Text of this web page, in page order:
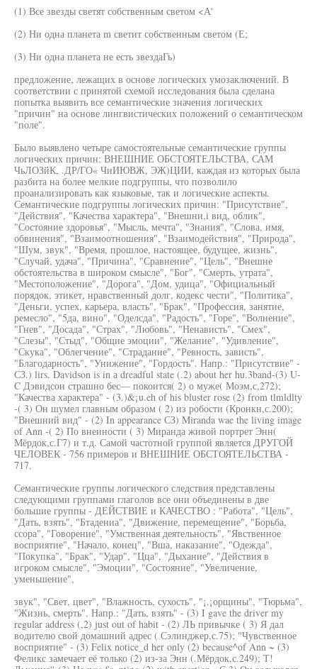
(1) Все звезды светят собственным светом <А'
(2) Ни одна планета m светит собственным светом (Е;
(3) Ни одна планета не есть звездаГь)
предложение, лежащих в основе логических умозаключений. В
соответствии с принятой схемой исследования была сделана
попытка выявить все семантические значения логических
"причин" на основе лингвистических положений о семантическом
"поле".
Было выявлено четыре самостоятельные семантические группы
логических причин: ВНЕШНИЕ ОБСТОЯТЕЛЬСТВА, САМ
ЧьЛОЗйК, .ДР/ГО« ЧиИЮВЖ, ЭЖ)ЦИИ, каждая из которых была
разбита на более мелкие подгруппы, что позволило
проанализировать как языковые, так и логические аспекты.
Семантические подгруппы логических причин: "Присутствие",
"Действия", "Качества характера", "Внешни,i вид, облик",
"Состояние здоровья", "Мысль, мечта", "Знания", "Слова, имя,
обвинения", "Взаимоотношения", "Взаимодействия", "Природа",
"Шум, звук", "Время, прошлое, настоящее, будущее, жизнь",
"Случай, удача", "Причина", "Сравнение", "Цель", "Внешне
обстоятельства в широком смысле", "Бог", "Смерть, утрата",
"Местоположение", "Дорога", "Дом, удица", "Официальный
порядок, этикет, нравственный долг, кодекс чести", "Политика",
"Деньги, успех, карьера, власть", "Брак", "Профессия, занятие,
ремесло", "5да, вино", "Оделсда", "Радость", "Горе", "Волнение",
"Гнев", "Досада", "Страх", "Любовь", "Ненависть", "Смех",
"Слезы", "Стыд", "Общие эмоции", "Желание", "Удивление",
"Скука", "Облегчение", "Страдание", "Ревность, зависть",
"Благодарность", "Унижение", "Гордость". Напр.: "Присутствие" -
СЗ.) lirs. Davidson is in а dreadful state (.2) about her hu.3band-(3) U-
C Дэвидсон страшно бес— покоится( 2) о муже( Моэм,с,272);
"Качества характера" - (3.)&¡u.eh of his bluster rose (2) from tlmldlty
-( 3) Он шумел главным образом ( 2) из робости (Кронкн,с.200);
"Внешний вид" - (2) In appearance СЗ) Miranda wae the living image
of Ann -( 2) По внеиности ( 3) Миранда живой портрет Энн(
Мёрдок,с.Г7) и т.д. Самой частотной группой является ДРУГОЙ
ЧЕЛОВЕК - 756 примеров и ВНЕШНИЕ ОБСТОЯТЕЛЬСТВА -
717.
Семантические группы логического следствия представлены
следующими группами глаголов все они объединены в две
большие группы - ДЕЙСТВИЕ и КАЧЕСТВО : "Работа", "Цель",
"Дать, взять", "Бтадениа", "Движение, перемещение", "Борьба,
ссора", "Говорение", "Умственная деятельность", "Явственное
восприятие", "Начало, конец", "Вша, наказание", "Одежда",
"Покупка", "Брак", "Удар", "Цца", "Дыхание", "Действия в
игроком смысле", "Эмоции", "Состояние", "Увеличение,
уменьшение",
звук", "Свет, цвет", "Влажность, сухость", "¡.¡орщины", "Тюрьма",
"Жизнь, смерть". Напр.: "Дать, взять" - (3) I gave the driver my
regular address (,2) just out of habit - (2) ЛЬ привычке ( 3) Я дал
водителю свой домашний адрес ( Сэлинджер,с.75); "Чувственное
восприятие" - (3) Felix notice_d her only (2) because^of Ann ~ (3)
Феликс замечает её только (2) из-за Энн (.Мёрдок,с.249); Т!